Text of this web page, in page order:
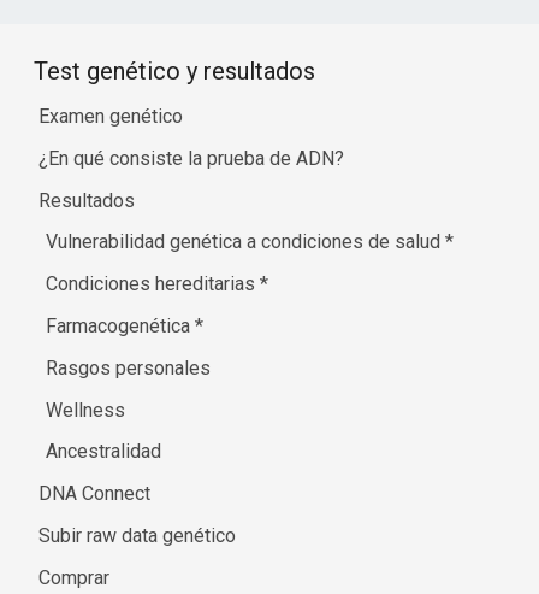
Test genético y resultados
Examen genético
¿En qué consiste la prueba de ADN?
Resultados
Vulnerabilidad genética a condiciones de salud*
Condiciones hereditarias*
Farmacogenética*
Rasgos personales
Wellness
Ancestralidad
DNA Connect
Subir raw data genético
Comprar